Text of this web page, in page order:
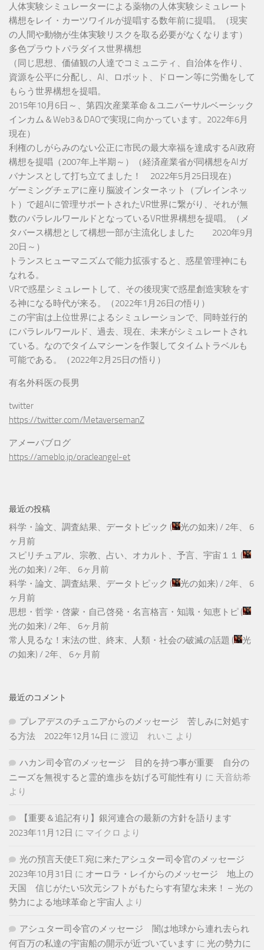
人体実験シミュレーターによる薬物の人体実験シミュレート
構想をレイ・カーツワイルが提唱する数年前に提唱。（現実
の人間や動物が生体実験リスクを取る必要がなくなります）
多色プラウトパラダイス世界構想
（同じ思想、価値観の人達でコミュニティ、自治体を作り、
資源を公平に分配し、AI、ロボット、ドローン等に労働をして
もらう世界構想を提唱。
2015年10月6日～、第四次産業革命＆ユニバーサルベーシック
インカム＆Web3＆DAOで実現に向かっています。2022年6月
現在）
利権のしがらみのない公正に市民の最大幸福を達成するAI政府
構想を提唱（2007年上半期～）（経済産業省が同構想をAIガ
バナンスとして打ち立てました！ 2022年5月25日現在）
ゲーミングチェアに座り脳波インターネット（ブレインネッ
ト）で超AIに管理サポートされたVR世界に繋がり、それが無
数のパラレルワールドとなっているVR世界構想を提唱。（メ
タバース構想として構想一部が主流化しました 2020年9月
20日～）
トランスヒューマニズムで能力拡張すると、惑星管理神にも
なれる。
VRで惑星シミュレートして、その後現実で惑星創造実験をす
る神になる時代が来る。（2022年1月26日の悟り）
この宇宙は上位世界によるシミュレーションで、同時並行的
にパラレルワールド、過去、現在、未来がシミュレートされ
ている。なのでタイムマシーンを作製してタイムトラベルも
可能である。（2022年2月25日の悟り）
有名外科医の長男
twitter
https://twitter.com/MetaversemanZ
アメーバブログ
https://ameblo.jp/oracleangel-et
最近の投稿
科学・論文、調査結果、データトピック ( 光の如来) / 2年、 6
ヶ月前
スピリチュアル、宗教、占い、オカルト、予言、宇宙１１ (
光の如来) / 2年、 6ヶ月前
科学・論文、調査結果、データトピック ( 光の如来) / 2年、 6
ヶ月前
思想・哲学・啓蒙・自己啓発・名言格言・知識・知恵トピ (
光の如来) / 2年、 6ヶ月前
常人見るな！末法の世、終末、人類・社会の破滅の話題 (
光
の如来) / 2年、 6ヶ月前
最近のコメント
プレアデスのチュニアからのメッセージ 苦しみに対処す
る方法 2022年12月14日 に 渡辺 れいこ より
ハカン司令官のメッセージ 目的を持つ事が重要 自分の
ニーズを無視すると霊的進歩を妨げる可能性有り に 天音紡希
より
【重要＆追記有り】銀河連合の最新の方針を語ります
2023年11月12日 に マイクロ より
光の預言天使E.T.宛に来たアシュター司令官のメッセージ
2023年10月31日 に オーロラ・レイからのメッセージ 地上の
天国 信じがたい5次元シフトがもたらす有望な未来！ – 光の
勢力による地球革命と宇宙人 より
アシュター司令官のメッセージ 闇は地球から連れ去られ
何百万の私達の宇宙船の開示が近づいています に 光の勢力に